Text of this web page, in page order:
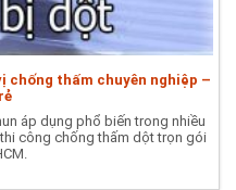
chống thấm chuyên nghiệp –
áp dụng phổ biến trong nhiều
công chống thấm dột trọn gói